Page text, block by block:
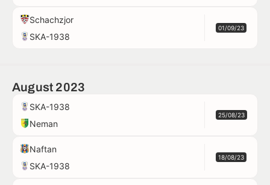
Schachzjor
SKA-1938
01/09/23
August 2023
SKA-1938
Neman
25/08/23
Naftan
SKA-1938
18/08/23